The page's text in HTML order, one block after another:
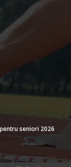
seniori 2026